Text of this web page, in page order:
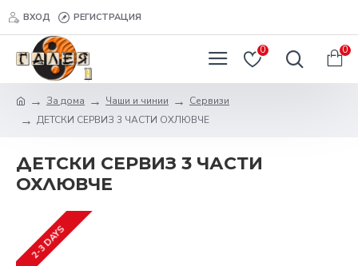
ВХОД РЕГИСТРАЦИЯ
0 0
За дома Чаши и чинии
Сервизи
ДЕТСКИ СЕРВИЗ 3 ЧАСТИ ОХЛЮВЧЕ
ДЕТСКИ СЕРВИЗ 3 ЧАСТИ
ОХЛЮВЧЕ
2-3 DAYS